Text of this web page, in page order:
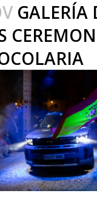
GALERÍA